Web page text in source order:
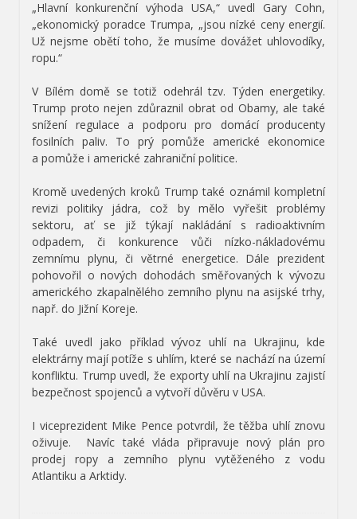
„Hlavní konkurenční výhoda USA,“ uvedl Gary Cohn,
„ekonomický poradce Trumpa, „jsou nízké ceny energií.
Už nejsme obětí toho, že musíme dovážet uhlovodíky,
ropu.“
V Bílém domě se totiž odehrál tzv. Týden energetiky.
Trump proto nejen zdůraznil obrat od Obamy, ale také
snížení regulace a podporu pro domácí producenty
fosilních paliv. To prý pomůže americké ekonomice
a pomůže i americké zahraniční politice.
Kromě uvedených kroků Trump také oznámil kompletní
revizi politiky jádra, což by mělo vyřešit problémy
sektoru, ať se již týkají nakládání s radioaktivním
odpadem, či konkurence vůči nízko-nákladovému
zemnímu plynu, či větrné energetice. Dále prezident
pohovořil o nových dohodách směřovaných k vývozu
amerického zkapalnělého zemního plynu na asijské trhy,
např. do Jižní Koreje.
Také uvedl jako příklad vývoz uhlí na Ukrajinu, kde
elektrárny mají potíže s uhlím, které se nachází na území
konfliktu. Trump uvedl, že exporty uhlí na Ukrajinu zajistí
bezpečnost spojenců a vytvoří důvěru v USA.
I viceprezident Mike Pence potvrdil, že těžba uhlí znovu
oživuje. Navíc také vláda připravuje nový plán pro
prodej ropy a zemního plynu vytěženého z vodu
Atlantiku a Arktidy.